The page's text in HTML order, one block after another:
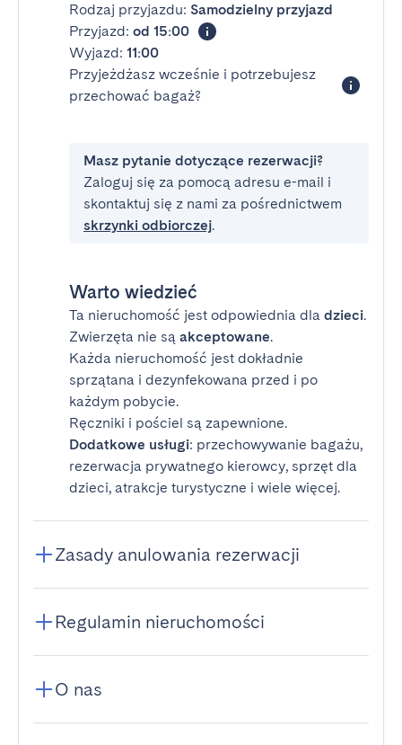
Rodzaj przyjazdu: Samodzielny przyjazd
Przyjazd: od 15:00
Wyjazd: 11:00
Przyjeżdżasz wcześnie i potrzebujesz
przechować bagaż?
Masz pytanie dotyczące rezerwacji?
Zaloguj się za pomocą adresu e-mail i
skontaktuj się z nami za pośrednictwem
skrzynki odbiorczej.
Warto wiedzieć
Ta nieruchomość jest odpowiednia dla dzieci.
Zwierzęta nie są akceptowane.
Każda nieruchomość jest dokładnie
sprzątana i dezynfekowana przed i po
każdym pobycie.
Ręczniki i pościel są zapewnione.
Dodatkowe usługi: przechowywanie bagażu,
rezerwacja prywatnego kierowcy, sprzęt dla
dzieci, atrakcje turystyczne i wiele więcej.
Zasady anulowania rezerwacji
Regulamin nieruchomości
O nas